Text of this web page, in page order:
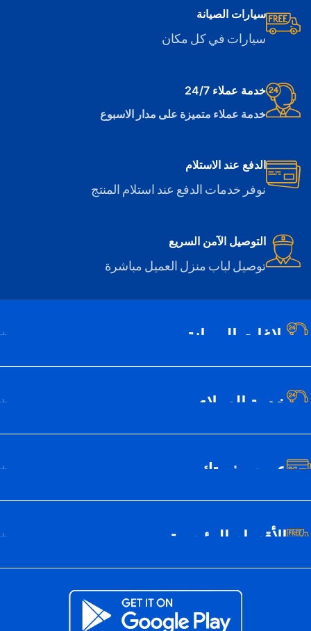
سيارات الصيانة
سيارات في كل مكان
خدمة عملاء 24/7
خدمة عملاء متميزة على مدار الاسبوع
الدفع عند الاستلام
نوفر خدمات الدفع عند استلام المنتج
التوصيل الآمن السريع
توصيل لباب منزل العميل مباشرة
بلاغات الصيانة
خدمة العملاء
عن سيف تك
الأقسام الرئيسية